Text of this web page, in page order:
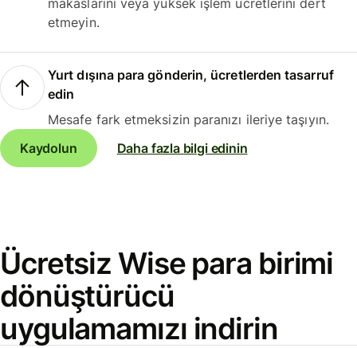
makaslarını veya yüksek işlem ücretlerini dert
etmeyin.
Yurt dışına para gönderin, ücretlerden tasarruf
edin
Mesafe fark etmeksizin paranızı ileriye taşıyın.
Kaydolun
Daha fazla bilgi edinin
Ücretsiz Wise para birimi
dönüştürücü
uygulamamızı indirin